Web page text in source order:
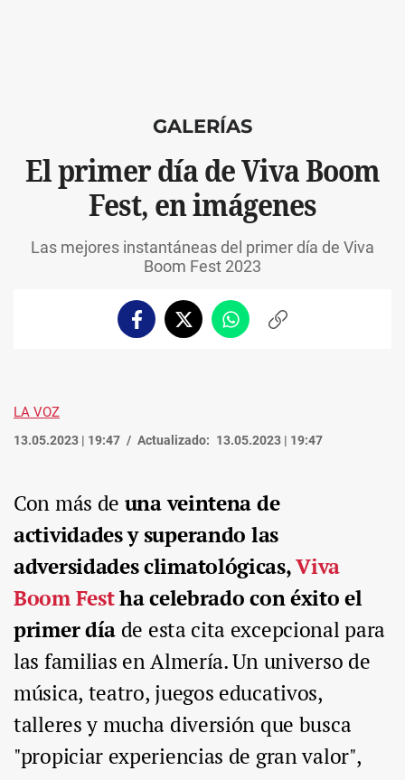
GALERÍAS
El primer día de Viva Boom
Fest, en imágenes
Las mejores instantáneas del primer día de Viva
Boom Fest 2023
FacebookTwitterWhatsappCopiar
LA VOZ
13.05.2023 | 19:47 Actualizado: 13.05.2023 | 19:47
Con más de una veintena de
actividades y superando las
adversidades climatológicas,Viva
Boom Festha celebrado con éxito el
primer día de esta cita excepcional para
las familias en Almería. Un universo de
música, teatro, juegos educativos,
talleres y mucha diversión que busca
"propiciar experiencias de gran valor",